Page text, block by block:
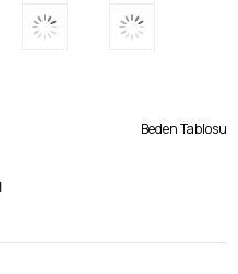
Beden Tablosu